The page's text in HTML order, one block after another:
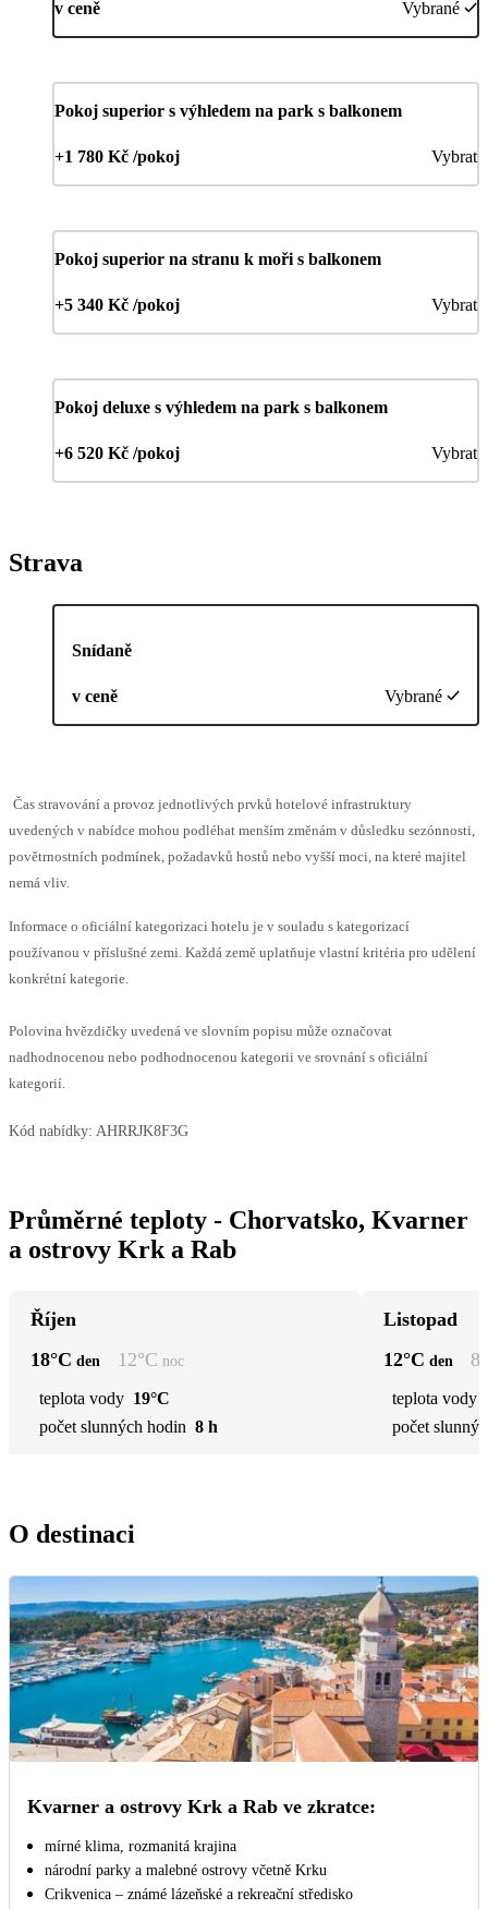
v ceně Vybrané
Pokoj superior s výhledem na park s balkonem
+1 780 Kč /pokoj Vybrat
Pokoj superior na stranu k moři s balkonem
+5 340 Kč /pokoj Vybrat
Pokoj deluxe s výhledem na park s balkonem
+6 520 Kč /pokoj Vybrat
Strava
Snídaně
v ceně Vybrané
Čas stravování a provoz jednotlivých prvků hotelové infrastruktury
uvedených v nabídce mohou podléhat menším změnám v důsledku sezónnosti,
povětrnostních podmínek, požadavků hostů nebo vyšší moci, na které majitel
nemá vliv.
Informace o oficiální kategorizaci hotelu je v souladu s kategorizací
používanou v příslušné zemi. Každá země uplatňuje vlastní kritéria pro udělení
konkrétní kategorie.
Polovina hvězdičky uvedená ve slovním popisu může označovat
nadhodnocenou nebo podhodnocenou kategorii ve srovnání s oficiální
kategorií.
Kód nabídky: AHRRJK8F3G
Průměrné teploty - Chorvatsko, Kvarner
a ostrovy Krk a Rab
Říjen
18°C den 12°C noc
teplota vody 19°C
počet slunných hodin 8 h
Listopad
12°C den 8
teplota vody
počet
O destinaci
Kvarner a ostrovy Krk a Rab ve zkratce:
mírné klima, rozmanitá krajina
národní parky a malebné ostrovy včetně Krku
Crikvenica – známé lázeňské a rekreační středisko